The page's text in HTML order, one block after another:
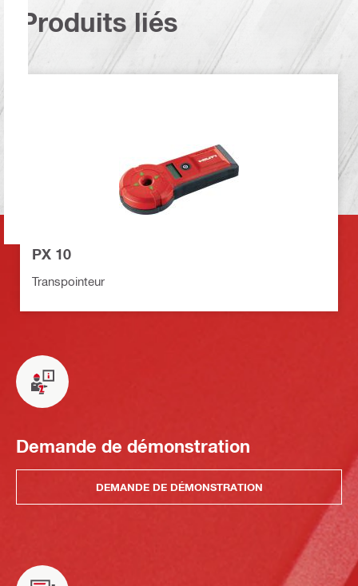
Produits liés
PX 10
Transpointeur
Demande de démonstration
DEMANDE DE DÉMONSTRATION